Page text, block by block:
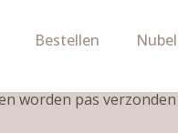
Bestellen
worden pas